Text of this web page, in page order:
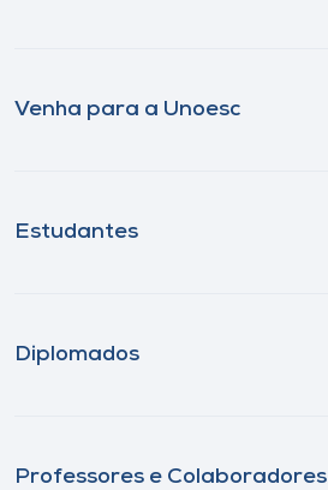
Venha para a Unoesc
Estudantes
Diplomados
Professores e Colaboradores